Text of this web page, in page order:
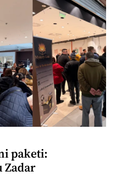
paketi:
Zadar